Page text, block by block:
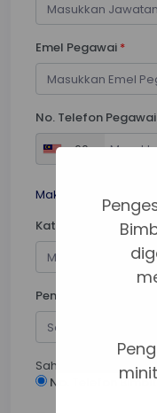
Emel Pegawai *
No. Telefon Pegawai
+60
Maklumat Kata Laluan
Kata Laluan
Pengesahan Kata
Sahkan akaun
No. Telefon